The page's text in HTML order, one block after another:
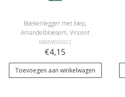
Boekenlegger met loep,
Amandelbloesem, Vincent
van Gogh
KBMW000002
€4,15
Toevoegen aan winkelwagen